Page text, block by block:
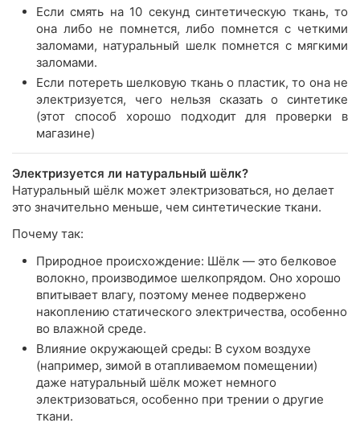
Если смять на 10 секунд синтетическую ткань, то
она либо не помнется, либо помнется с четкими
заломами, натуральный шелк помнется с мягкими
заломами.
Если потереть шелковую ткань о пластик, то она не
электризуется, чего нельзя сказать о синтетике
(этот способ хорошо подходит для проверки в
магазине)
Электризуется ли натуральный шёлк?
Натуральный шёлк может электризоваться, но делает
это значительно меньше, чем синтетические ткани.
Почему так:
Природное происхождение: Шёлк — это белковое
волокно, производимое шелкопрядом. Оно хорошо
впитывает влагу, поэтому менее подвержено
накоплению статического электричества, особенно
во влажной среде.
Влияние окружающей среды: В сухом воздухе
(например, зимой в отапливаемом помещении)
даже натуральный шёлк может немного
электризоваться, особенно при трении о другие
ткани.